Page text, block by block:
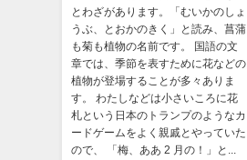
とわざがあります。「むいかのしょ
うぶ、とおかのきく」と読み、菖蒲
も菊も植物の名前です。 国語の文
章では、季節を表すために花などの
植物が登場することが多々ありま
す。 わたしなどは小さいころに花
札という日本のトランプのようなカ
ードゲームをよく親戚とやっていた
ので、 「梅、ああ 2 月の！」と...